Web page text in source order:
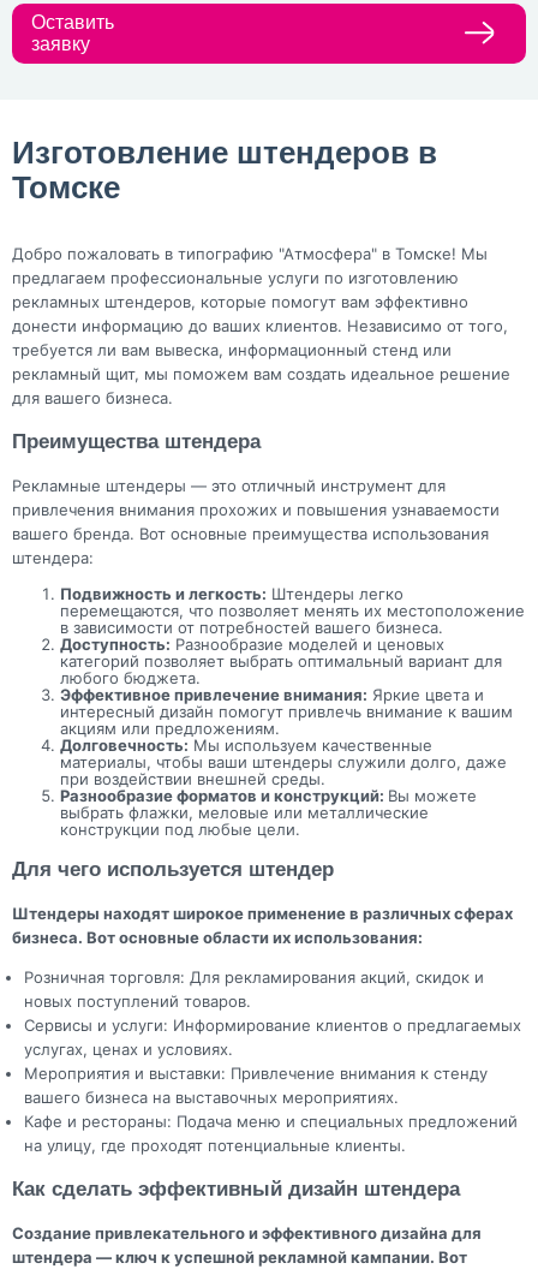
Оставить
заявку
Изготовление штендеров в
Томске
Добро пожаловать в типографию "Атмосфера" в Томске! Мы
предлагаем профессиональные услуги по изготовлению
рекламных штендеров, которые помогут вам эффективно
донести информацию до ваших клиентов. Независимо от того,
требуется ли вам вывеска, информационный стенд или
рекламный щит, мы поможем вам создать идеальное решение
для вашего бизнеса.
Преимущества штендера
Рекламные штендеры — это отличный инструмент для
привлечения внимания прохожих и повышения узнаваемости
вашего бренда. Вот основные преимущества использования
штендера:
Подвижность и легкость: Штендеры легко
перемещаются, что позволяет менять их местоположение
в зависимости от потребностей вашего бизнеса.
Доступность: Разнообразие моделей и ценовых
категорий позволяет выбрать оптимальный вариант для
любого бюджета.
Эффективное привлечение внимания: Яркие цвета и
интересный дизайн помогут привлечь внимание к вашим
акциям или предложениям.
Долговечность: Мы используем качественные
материалы, чтобы ваши штендеры служили долго, даже
при воздействии внешней среды.
Разнообразие форматов и конструкций: Вы можете
выбрать флажки, меловые или металлические
конструкции под любые цели.
Для чего используется штендер
Штендеры находят широкое применение в различных сферах
бизнеса. Вот основные области их использования:
Розничная торговля: Для рекламирования акций, скидок и
новых поступлений товаров.
Сервисы и услуги: Информирование клиентов о предлагаемых
услугах, ценах и условиях.
Мероприятия и выставки: Привлечение внимания к стенду
вашего бизнеса на выставочных мероприятиях.
Кафе и рестораны: Подача меню и специальных предложений
на улицу, где проходят потенциальные клиенты.
Как сделать эффективный дизайн штендера
Создание привлекательного и эффективного дизайна для
штендера — ключ к успешной рекламной кампании. Вот